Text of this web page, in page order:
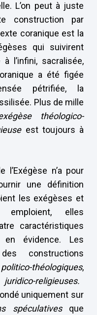
L’on peut à juste
construction par
coranique est la
qui suivirent
l’infini, sacralisée,
a été figée
pétrifiée, la
Plus de mille
théologico-
est toujours à
n’a pour
une définition
les exégèses et
emploient, elles
caractéristiques
évidence. Les
constructions
théologiques,
religieuses.
uniquement sur
spéculativesque